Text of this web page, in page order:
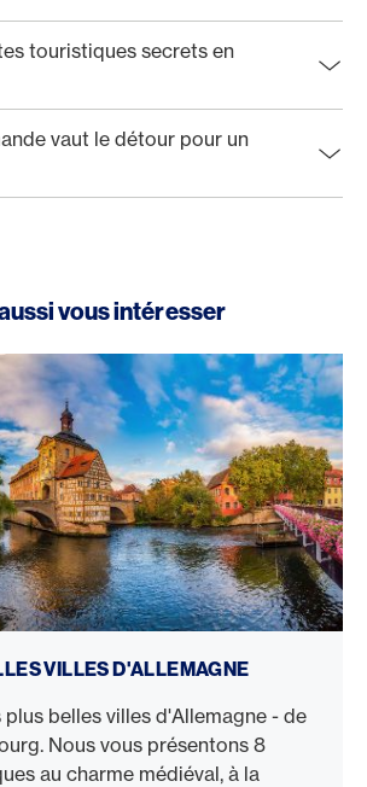
touristiques secrets en
vaut le détour pour un
vous intéresser
VILLES D'ALLEMAGNE
plus belles villes d'Allemagne - de
Nous vous présentons 8
au charme médiéval, à la